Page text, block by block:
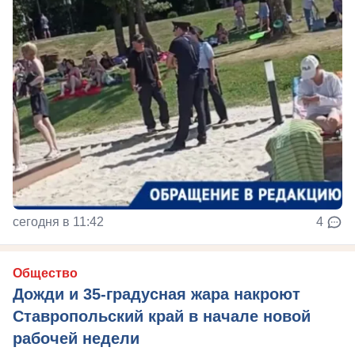
сегодня в 11:42 4
Общество
Дожди и 35-градусная жара накроют
Ставропольский край в начале новой
рабочей недели